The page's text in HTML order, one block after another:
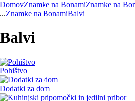
DomovZnamke na BonamiZnamke na
...Znamke na BonamiBalvi
Balvi
Pohištvo
Dodatki za dom